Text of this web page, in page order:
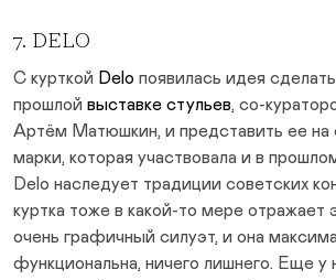
7. DELO
С курткой Delo появилась идея
прошлой выставке стульев, со-
Артём Матюшкин, и представить ее на
марки, которая участвовала и в
Delo наследует традиции советских
куртка тоже в какой-то мере отражает
очень графичный силуэт, и она
функциональна, ничего лишнего. Еще у